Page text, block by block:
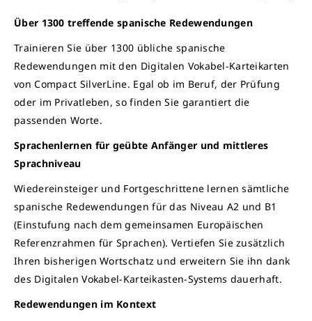
Über 1300 treffende spanische Redewendungen
Trainieren Sie über 1300 übliche spanische
Redewendungen mit den Digitalen Vokabel-Karteikarten
von Compact SilverLine. Egal ob im Beruf, der Prüfung
oder im Privatleben, so finden Sie garantiert die
passenden Worte.
Sprachenlernen für geübte Anfänger und mittleres
Sprachniveau
Wiedereinsteiger und Fortgeschrittene lernen sämtliche
spanische Redewendungen für das Niveau A2 und B1
(Einstufung nach dem gemeinsamen Europäischen
Referenzrahmen für Sprachen). Vertiefen Sie zusätzlich
Ihren bisherigen Wortschatz und erweitern Sie ihn dank
des Digitalen Vokabel-Karteikasten-Systems dauerhaft.
Redewendungen im Kontext